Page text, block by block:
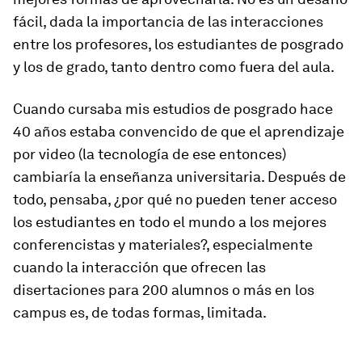
fácil, dada la importancia de las interacciones
entre los profesores, los estudiantes de posgrado
y los de grado, tanto dentro como fuera del aula.
Cuando cursaba mis estudios de posgrado hace
40 años estaba convencido de que el aprendizaje
por video (la tecnología de ese entonces)
cambiaría la enseñanza universitaria. Después de
todo, pensaba, ¿por qué no pueden tener acceso
los estudiantes en todo el mundo a los mejores
conferencistas y materiales?, especialmente
cuando la interacción que ofrecen las
disertaciones para 200 alumnos o más en los
campus es, de todas formas, limitada.